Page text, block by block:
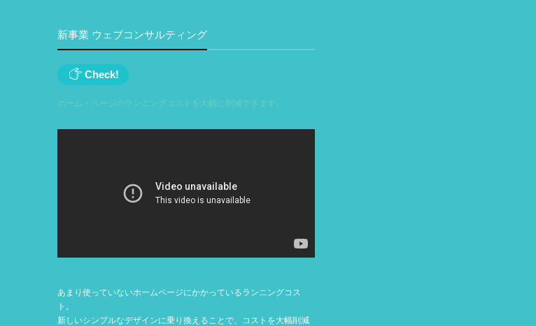
新事業 ウェブコンサルティング
Check!
ホーム・ページのランニングコストを大幅に削減できます。
あまり使っていないホームページにかかっているランニングコス
ト。
新しいシンプルなデザインに乗り換えることで、コストを大幅削減